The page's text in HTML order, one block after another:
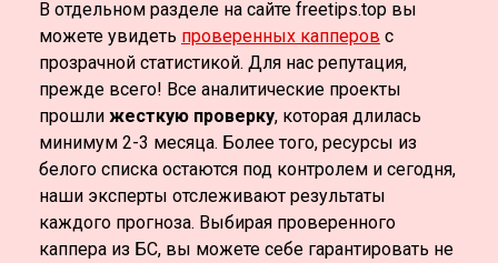
В отдельном разделе на сайте freetips.top вы
можете увидеть проверенных капперов с
прозрачной статистикой. Для нас репутация,
прежде всего! Все аналитические проекты
прошли жесткую проверку, которая длилась
минимум 2-3 месяца. Более того, ресурсы из
белого списка остаются под контролем и сегодня,
наши эксперты отслеживают результаты
каждого прогноза. Выбирая проверенного
каппера из БС, вы можете себе гарантировать не